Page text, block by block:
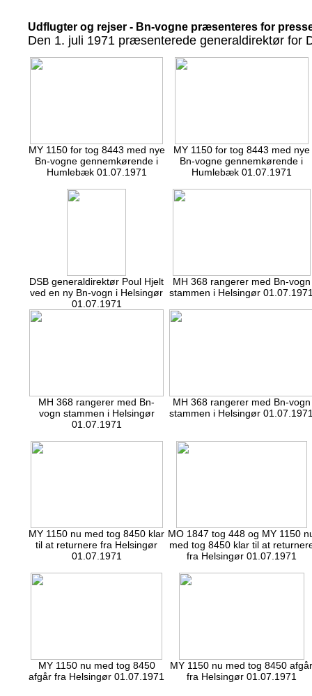
Udflugter og rejser - Bn-vogne præsenteres for
Den 1. juli 1971 præsenterede generaldirektør for
MY 1150 for tog 8443 med nye
Bn-vogne gennemkørende i
Humlebæk 01.07.1971
MY 1150 for tog 8443 med nye
Bn-vogne gennemkørende i
Humlebæk 01.07.1971
DSB generaldirektør Poul Hjelt
ved en ny Bn-vogn i Helsingør
01.07.1971
MH 368 rangerer med Bn-vogn
stammen i Helsingør
MH 368 rangerer med Bn-
vogn stammen i Helsingør
01.07.1971
MH 368 rangerer med Bn-vogn
stammen i Helsingør
MY 1150 nu med tog 8450 klar
til at returnere fra Helsingør
01.07.1971
MO 1847 tog 448 og MY 1150
med tog 8450 klar til at
fra Helsingør 01.07.1971
MY 1150 nu med tog 8450
afgår fra Helsingør 01.07.1971
MY 1150 nu med tog 8450 afgår
fra Helsingør 01.07.1971